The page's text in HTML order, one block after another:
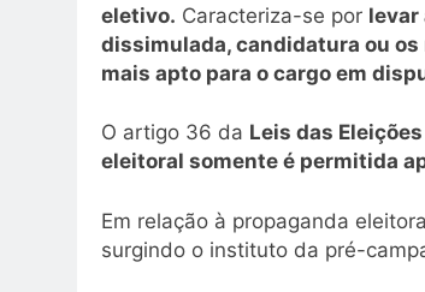
eletivo. Caracteriza-se por levar
dissimulada, candidatura ou
mais apto para o cargo em
O artigo 36 da Leis das Eleições
eleitoral somente é permitida
Em relação à propaganda
surgindo o instituto da pré-